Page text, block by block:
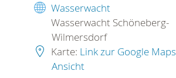
Wasserwacht
Wasserwacht Schöneberg-
Wilmersdorf
Karte: Link zur Google Maps
Ansicht